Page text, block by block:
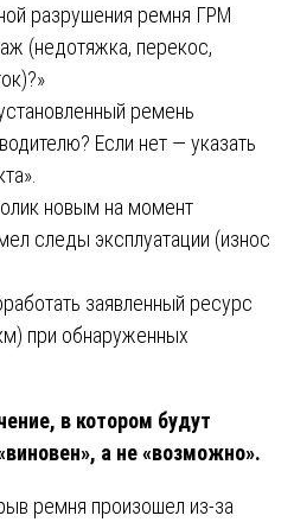
разрушения ремня ГРМ
(недотяжка, перекос,
ремень
Если нет — указать
новым на момент
следы эксплуатации (износ
заявленный ресурс
при обнаруженных
в котором будут
а не «возможно».
ремня произошел из-за